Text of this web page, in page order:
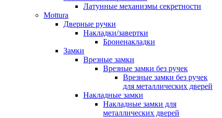
Латунные механизмы секретности
Mottura
Дверные ручки
Накладки/завертки
Броненакладки
Замки
Врезные замки
Врезные замки без ручек
Врезные замки без ручек
для металлических дверей
Накладные замки
Накладные замки для
металлических дверей